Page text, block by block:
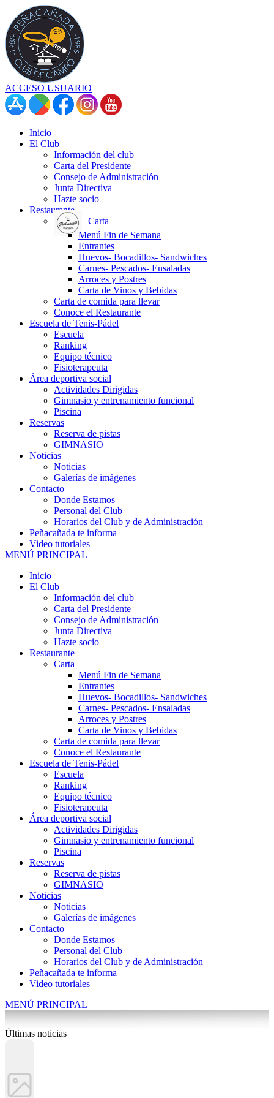
ACCESO USUARIO
Inicio
El Club
Información del club
Carta del Presidente
Consejo de Administración
Junta Directiva
Hazte socio
Restaurante
Carta
Menú Fin de Semana
Entrantes
Huevos- Bocadillos- Sandwiches
Carnes- Pescados- Ensaladas
Arroces y Postres
Carta de Vinos y Bebidas
Carta de comida para llevar
Conoce el Restaurante
Escuela de Tenis-Pádel
Escuela
Ranking
Equipo técnico
Fisioterapeuta
Área deportiva social
Actividades Dirigidas
Gimnasio y entrenamiento funcional
Piscina
Reservas
Reserva de pistas
GIMNASIO
Noticias
Noticias
Galerías de imágenes
Contacto
Donde Estamos
Personal del Club
Horarios del Club y de Administración
Peñacañada te informa
Video tutoriales
MENÚ PRINCIPAL
Inicio
El Club
Información del club
Carta del Presidente
Consejo de Administración
Junta Directiva
Hazte socio
Restaurante
Carta
Menú Fin de Semana
Entrantes
Huevos- Bocadillos- Sandwiches
Carnes- Pescados- Ensaladas
Arroces y Postres
Carta de Vinos y Bebidas
Carta de comida para llevar
Conoce el Restaurante
Escuela de Tenis-Pádel
Escuela
Ranking
Equipo técnico
Fisioterapeuta
Área deportiva social
Actividades Dirigidas
Gimnasio y entrenamiento funcional
Piscina
Reservas
Reserva de pistas
GIMNASIO
Noticias
Noticias
Galerías de imágenes
Contacto
Donde Estamos
Personal del Club
Horarios del Club y de Administración
Peñacañada te informa
Video tutoriales
MENÚ PRINCIPAL
Últimas noticias